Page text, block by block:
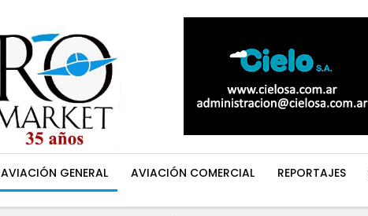
AVIACIÓN GENERAL AVIACIÓN COMERCIAL REPORTAJES